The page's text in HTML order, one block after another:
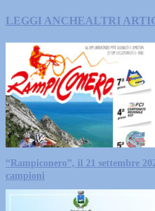
LEGGI ANCHEALTRI
“Rampiconero”, il 21 settembre
campioni